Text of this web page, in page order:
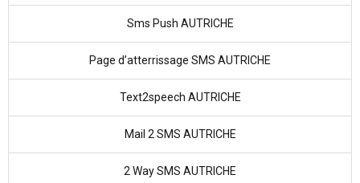
Sms Push AUTRICHE
Page d’atterrissage SMS AUTRICHE
Text2speech AUTRICHE
Mail 2 SMS AUTRICHE
2 Way SMS AUTRICHE